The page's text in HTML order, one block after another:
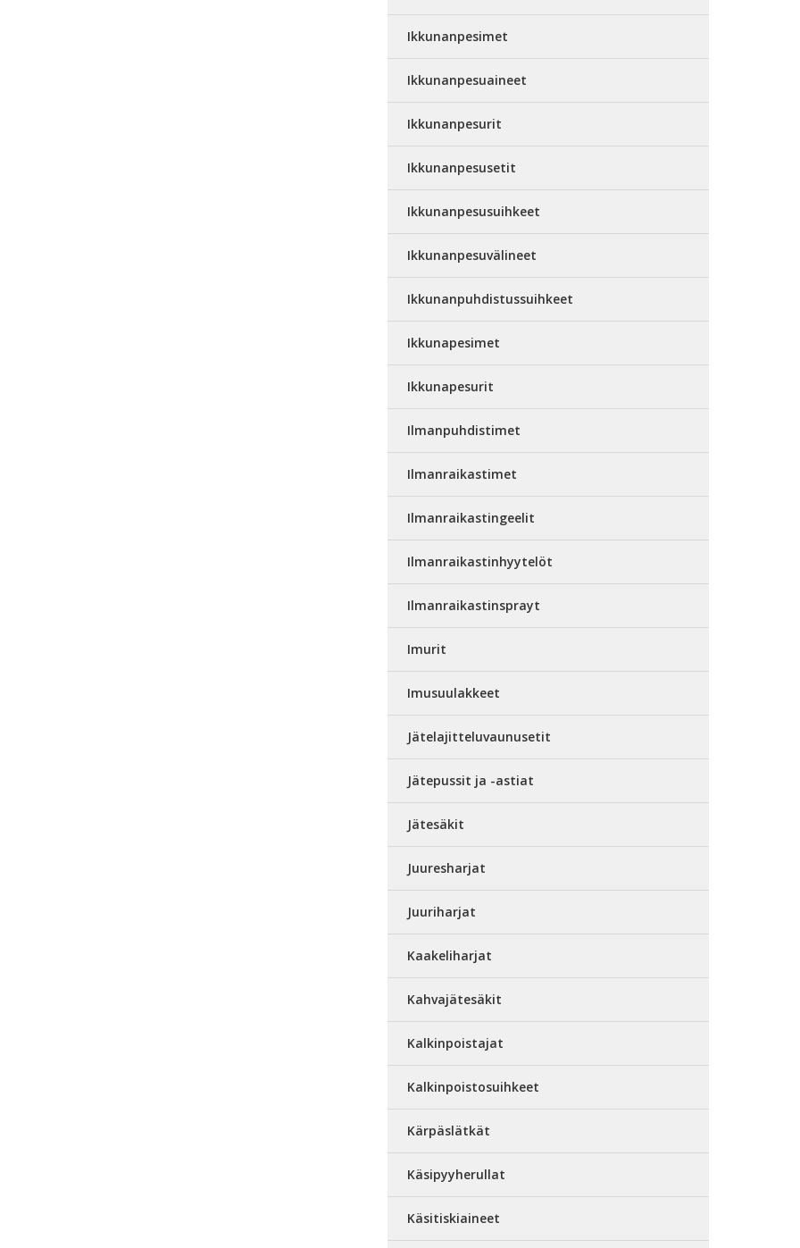
Ikkunanpesimet
Ikkunanpesuaineet
Ikkunanpesurit
Ikkunanpesusetit
Ikkunanpesusuihkeet
Ikkunanpesuvälineet
Ikkunanpuhdistussuihkeet
Ikkunapesimet
Ikkunapesurit
Ilmanpuhdistimet
Ilmanraikastimet
Ilmanraikastingeelit
Ilmanraikastinhyytelöt
Ilmanraikastinsprayt
Imurit
Imusuulakkeet
Jätelajitteluvaunusetit
Jätepussit ja -astiat
Jätesäkit
Juuresharjat
Juuriharjat
Kaakeliharjat
Kahvajätesäkit
Kalkinpoistajat
Kalkinpoistosuihkeet
Kärpäslätkät
Käsipyyherullat
Käsitiskiaineet